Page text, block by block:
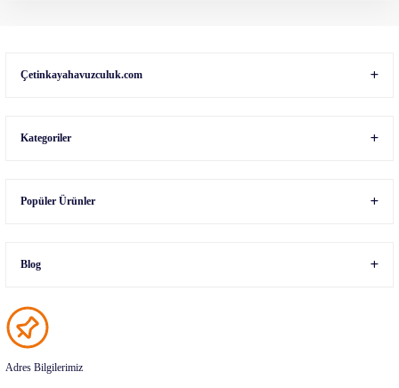
Çetinkayahavuzculuk.com
Kategoriler
Popüler Ürünler
Blog
Adres Bilgilerimiz